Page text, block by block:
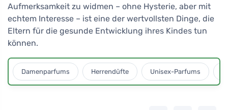
Aufmerksamkeit zu widmen – ohne Hysterie, aber mit
echtem Interesse – ist eine der wertvollsten Dinge, die
Eltern für die gesunde Entwicklung ihres Kindes tun
können.
Damenparfums Herrendüfte Unisex-Parfums